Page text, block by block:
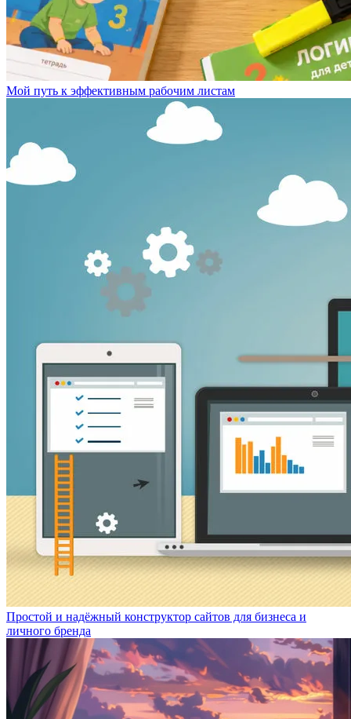
Мой путь к эффективным рабочим листам
Простой и надёжный конструктор сайтов для бизнеса и
личного бренда